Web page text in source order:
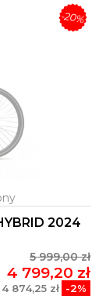
2024
5 999,00 zł
4 799,20 zł
4 874,25 zł -2%
-20%